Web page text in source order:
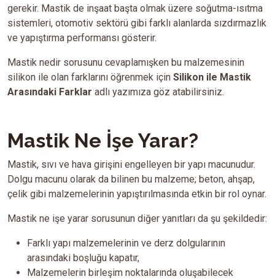
gerekir. Mastik de inşaat başta olmak üzere soğutma-ısıtma
sistemleri, otomotiv sektörü gibi farklı alanlarda sızdırmazlık
ve yapıştırma performansı gösterir.
Mastik nedir sorusunu cevaplamışken bu malzemesinin
silikon ile olan farklarını öğrenmek için Silikon ile Mastik
Arasındaki Farklar adlı yazımıza göz atabilirsiniz.
Mastik Ne İşe Yarar?
Mastik, sıvı ve hava girişini engelleyen bir yapı macunudur.
Dolgu macunu olarak da bilinen bu malzeme; beton, ahşap,
çelik gibi malzemelerinin yapıştırılmasında etkin bir rol oynar.
Mastik ne işe yarar sorusunun diğer yanıtları da şu şekildedir:
Farklı yapı malzemelerinin ve derz dolgularının
arasındaki boşluğu kapatır,
Malzemelerin birleşim noktalarında oluşabilecek